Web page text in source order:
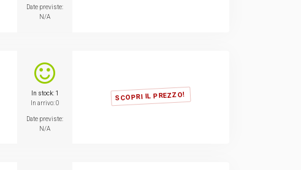
Date previste:
N/A
SCOPRI IL PREZZO!
In stock: 1
In arrivo: 0
Date previste:
N/A